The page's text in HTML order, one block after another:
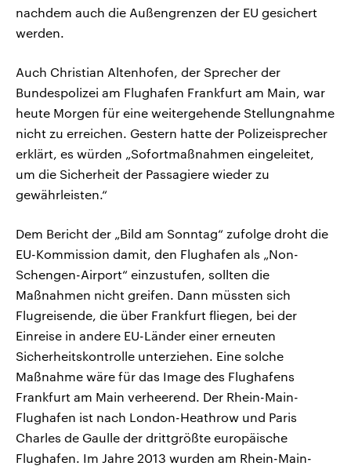
nachdem auch die Außengrenzen der EU gesichert
werden.
Auch Christian Altenhofen, der Sprecher der
Bundespolizei am Flughafen Frankfurt am Main, war
heute Morgen für eine weitergehende Stellungnahme
nicht zu erreichen. Gestern hatte der Polizeisprecher
erklärt, es würden „Sofortmaßnahmen eingeleitet,
um die Sicherheit der Passagiere wieder zu
gewährleisten.“
Dem Bericht der „Bild am Sonntag“ zufolge droht die
EU-Kommission damit, den Flughafen als „Non-
Schengen-Airport“ einzustufen, sollten die
Maßnahmen nicht greifen. Dann müssten sich
Flugreisende, die über Frankfurt fliegen, bei der
Einreise in andere EU-Länder einer erneuten
Sicherheitskontrolle unterziehen. Eine solche
Maßnahme wäre für das Image des Flughafens
Frankfurt am Main verheerend. Der Rhein-Main-
Flughafen ist nach London-Heathrow und Paris
Charles de Gaulle der drittgrößte europäische
Flughafen. Im Jahre 2013 wurden am Rhein-Main-